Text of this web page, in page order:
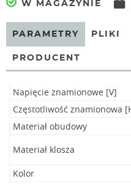
W MAGAZYNIE
PARAMETRY PLIKI
PRODUCENT
Napięcie znamionowe [V]
Częstotliwość znamionowa
Materiał obudowy
Materiał klosza
Kolor